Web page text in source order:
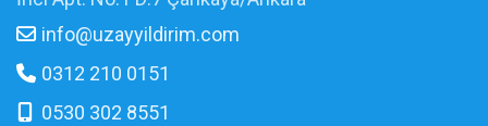
info@uzayyildirim.com
0312 210 0151
0530 302 8551